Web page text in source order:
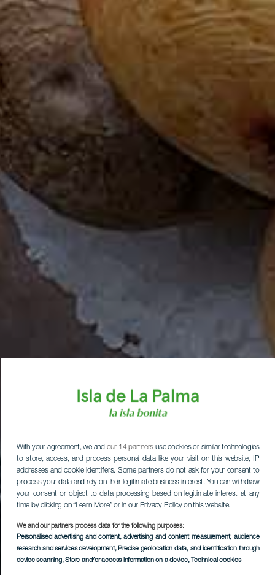
With your agreement, we and our 14 partners use cookies or similar technologies
to store, access, and process personal data like your visit on this website, IP
addresses and cookie identifiers. Some partners do not ask for your consent to
process your data and rely on their legitimate business interest. You can withdraw
your consent or object to data processing based on legitimate interest at any
time by clicking on “Learn More” or in our Privacy Policy on this website.
We and our partners process data for the following purposes:
Personalised advertising and content, advertising and content measurement, audience
research and services development, Precise geolocation data, and identification through
device scanning, Store and/or access information on a device, Technical cookies